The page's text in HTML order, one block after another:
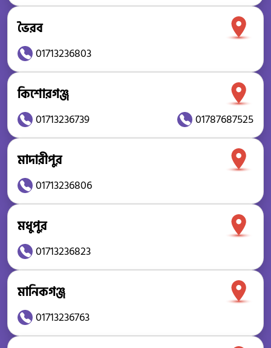
ভৈরব
01713236803
কিশোরগঞ্জ
01713236739 01787687525
মাদারীপুর
01713236806
মধুপুর
01713236823
মানিকগঞ্জ
01713236763